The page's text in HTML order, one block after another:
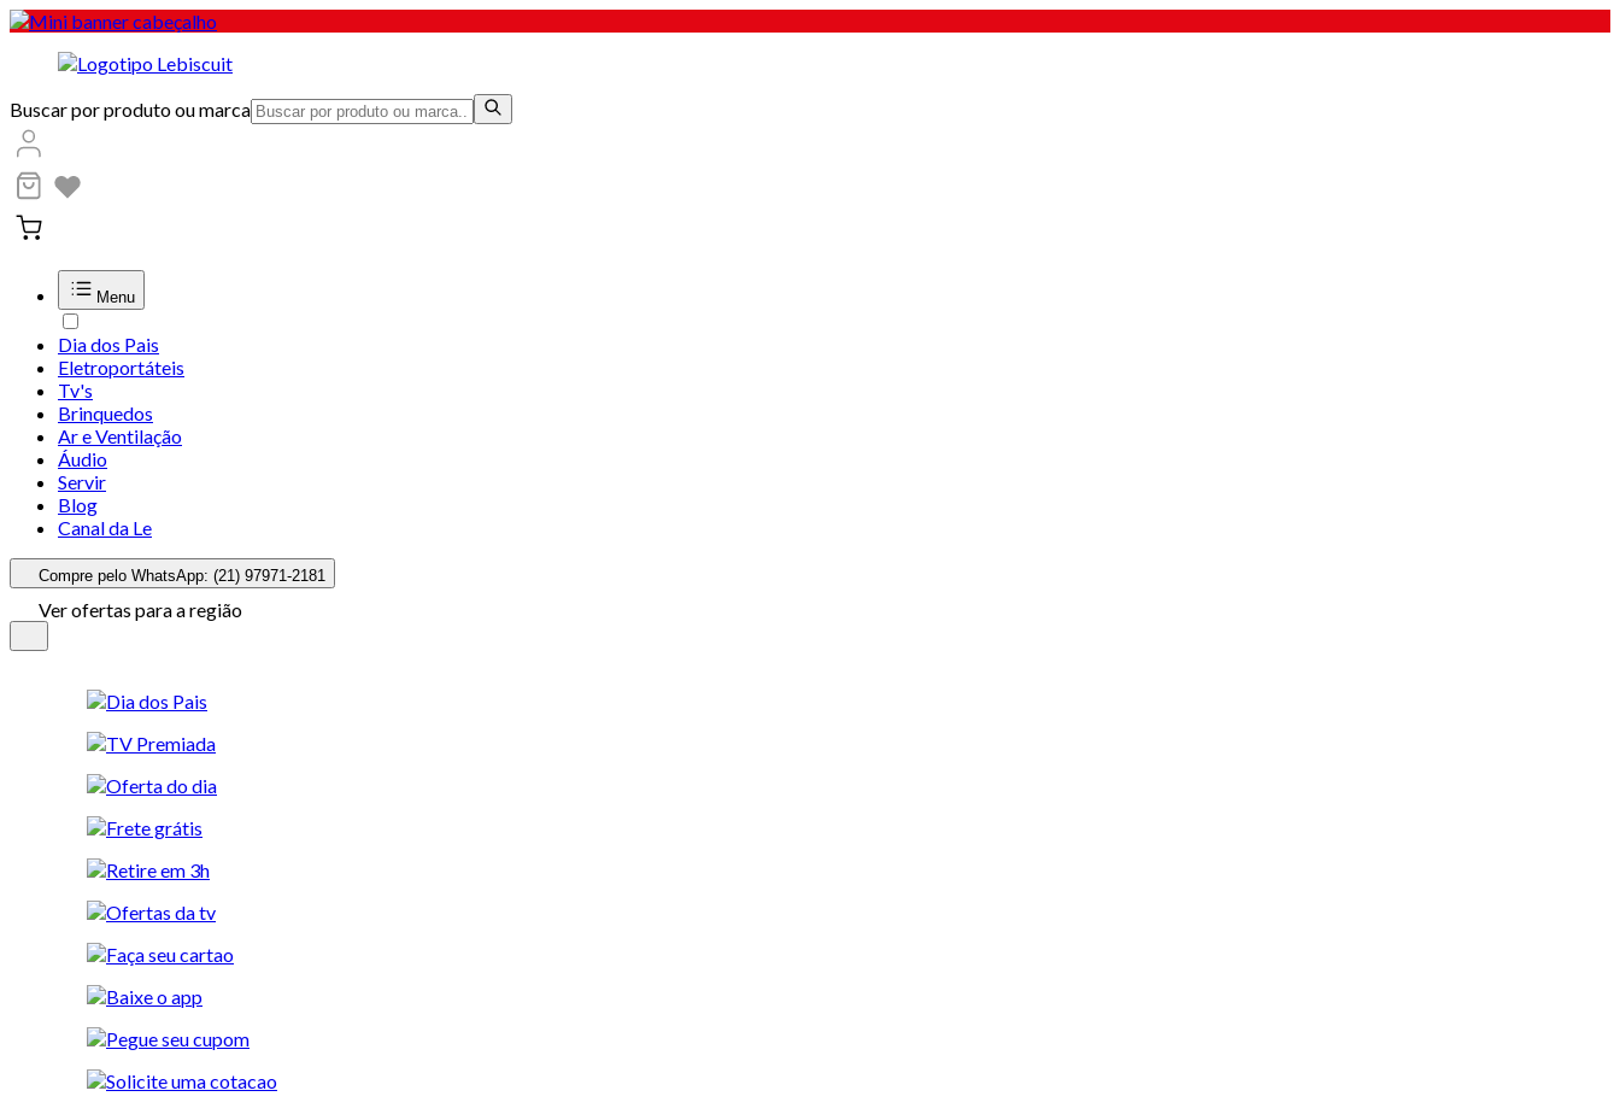
Buscar por produto ou marca
Menu
Dia dos Pais
Eletroportáteis
Tv's
Brinquedos
Ar e Ventilação
Áudio
Servir
Blog
Canal da Le
Compre pelo WhatsApp: (21) 97971-2181
Ver ofertas para a região